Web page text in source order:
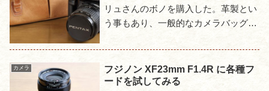
リュさんのボノを購入した。革製とい
う事もあり、一般的なカメラバッグか
そして頻繁に使う物である事を考える
と、ここはケチる所じゃないだろ...
カメラ
フジノン XF23mm F1.4R に各種フ
ードを試してみる